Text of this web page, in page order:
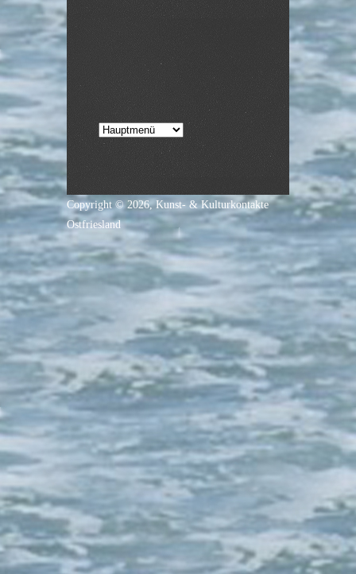
Copyright © 2026,Kunst- & Kulturkontakte
Ostfriesland